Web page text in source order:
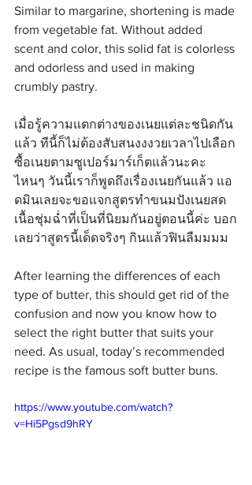
Similar to margarine, shortening is made
from vegetable fat. Without added
scent and color, this solid fat is colorless
and odorless and used in making
crumbly pastry.
เมื่อรู้ความแตกต่างของเนยแต่ละชนิดกัน
แล้ว ทีนี้ก็ไม่ต้องสับสนงงงวยเวลาไปเลือก
ซื้อเนยตามซูเปอร์มาร์เก็ตแล้วนะคะ
ไหนๆ วันนี้เราก็พูดถึงเรื่องเนยกันแล้ว แอ
ดมินเลยจะขอแจกสูตรทำขนมปังเนยสด
เนื้อชุ่มฉ่ำที่เป็นที่นิยมกันอยู่ตอนนี้ค่ะ บอก
เลยว่าสูตรนี้เด็ดจริงๆ กินแล้วฟินลืมมมม
After learning the differences of each
type of butter, this should get rid of the
confusion and now you know how to
select the right butter that suits your
need. As usual, today’s recommended
recipe is the famous soft butter buns.
https://www.youtube.com/watch?
v=Hi5Pgsd9hRY